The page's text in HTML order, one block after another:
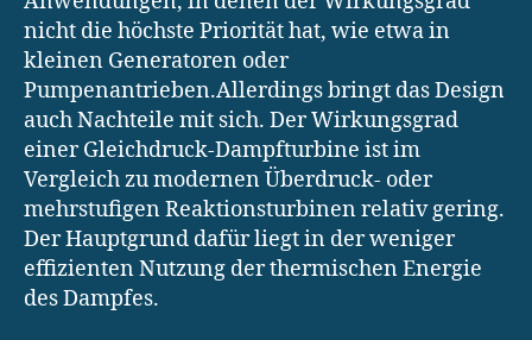
nicht die höchste Priorität hat, wie etwa in
kleinen Generatoren oder
Pumpenantrieben.Allerdings bringt das Design
auch Nachteile mit sich. Der Wirkungsgrad
einer Gleichdruck-Dampfturbine ist im
Vergleich zu modernen Überdruck- oder
mehrstufigen Reaktionsturbinen relativ gering.
Der Hauptgrund dafür liegt in der weniger
effizienten Nutzung der thermischen Energie
des Dampfes.